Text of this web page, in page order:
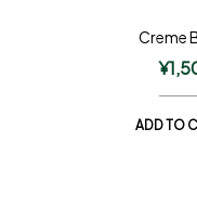
Creme
¥
ADD TO